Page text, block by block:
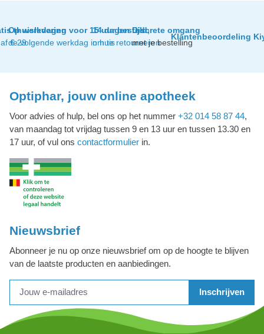
thuislevering
€ 29
Op werkdagen voor 15 uur besteld,
de volgende werkdag in huis
14 dagen tijd
om te retourneren
Discrete omgang
met je bestelling
Klantenbeoordeling
Optiphar, jouw online apotheek
Voor advies of hulp, bel ons op het nummer +32 014 58 87 44,
van maandag tot vrijdag tussen 9 en 13 uur en tussen 13.30 en
17 uur, of vul ons contactformulier in.
Nieuwsbrief
Abonneer je nu op onze nieuwsbrief om op de hoogte te blijven
van de laatste producten en aanbiedingen.
Inschrijven